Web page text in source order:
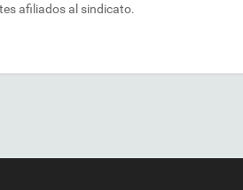
afiliados al sindicato.